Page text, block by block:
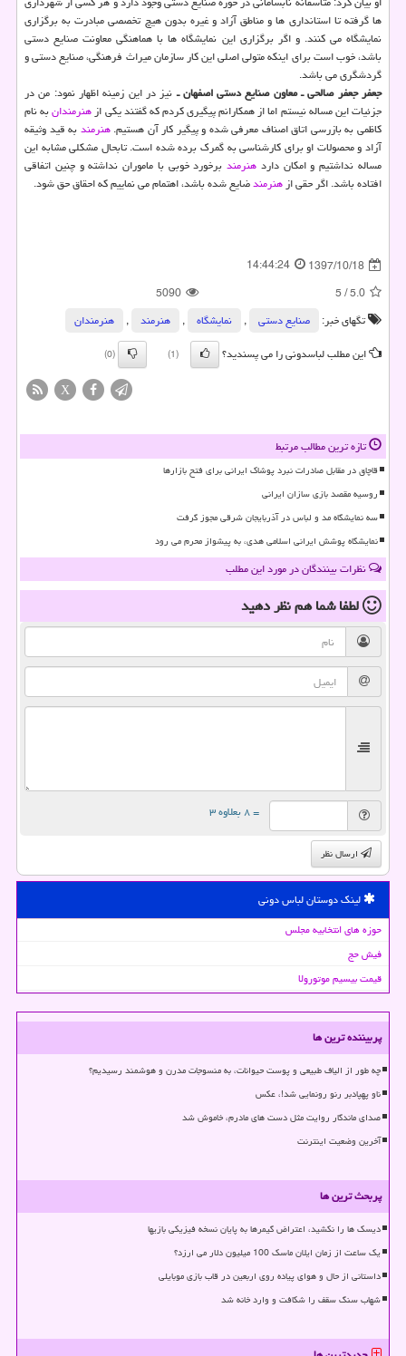
ها گرفته تا استانداری ها و مناطق آزاد و غیره بدون هیچ تخصصی مبادرت به برگزاری
نمایشگاه می كنند. و اگر برگزاری این نمایشگاه ها با هماهنگی معاونت صنایع دستی
باشد، خوب است برای اینكه متولی اصلی این كار سازمان میراث فرهنگی، صنایع دستی و
گردشگری می باشد.
جعفر جعفر صالحی ـ معاون صنایع دستی اصفهان ـنیز در این زمینه اظهار نمود: من در
جزئیات این مساله نیستم اما از همكارانم پیگیری كردم كه گفتند یكی از هنرمندانبه نام
كاظمی به بازرسی اتاق اصناف معرفی شده و پیگیر كار آن هستیم.هنرمندبه قید وثیقه
آزاد و محصولات او برای كارشناسی به گمرك برده شده است. تابحال مشكلی مشابه این
مساله نداشتیم و امكان دارد هنرمندبرخورد خوبی با ماموران نداشته و چنین اتفاقی
افتاده باشد. اگر حقی از هنرمندضایع شده باشد، اهتمام می نماییم كه احقاق حق شود.
1397/10/18
14:44:24
5.0
/
5
5090
تگهای خبر:
صنایع دستی , نمایشگاه , هنرمند ,
هنرمندان
این مطلب لباسدونی را می پسندید؟
(1)
(0)
X
تازه ترین مطالب مرتبط
قاچاق در مقابل صادرات نبرد پوشاک ایرانی برای فتح بازارها
روسیه مقصد بازی سازان ایرانی
سه نمایشگاه مد و لباس در آذربایجان شرقی مجوز گرفت
نمایشگاه پوشش ایرانی اسلامی هدی، به پیشواز محرم می رود
نظرات بینندگان در مورد این مطلب
لطفا شما همنظر دهید
= ۸ بعلاوه ۳
ارسال نظر
لینک دوستان لباس دونی
حوزه های انتخابیه مجلس
فیش حج
قیمت بیسیم موتورولا
پربیننده ترین ها
چه طور از الیاف طبیعی و پوست حیوانات، به منسوجات مدرن و هوشمند رسیدیم؟
ناو پهپادبر رنو رونمایی شد!، عکس
صدای ماندگار روایت مثل دست های مادرم، خاموش شد
آخرین وضعیت اینترنت
پربحث ترین ها
دیسک ها را نکشید، اعتراض گیمرها به پایان نسخه فیزیکی بازیها
یک ساعت از زمان ایلان ماسک 100 میلیون دلار می ارزد؟
داستانی از حال و هوای پیاده روی اربعین در قاب بازی موبایلی
شهاب سنگ سقف را شکافت و وارد خانه شد